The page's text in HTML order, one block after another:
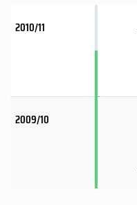
2010/11
2009/10